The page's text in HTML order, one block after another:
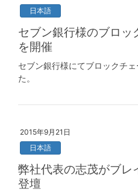
日本語
セブン銀行様のブロッ
を開催
セブン銀行様にてブロックチ
た。
2015年9月21日
日本語
弊社代表の志茂がブレ
登壇